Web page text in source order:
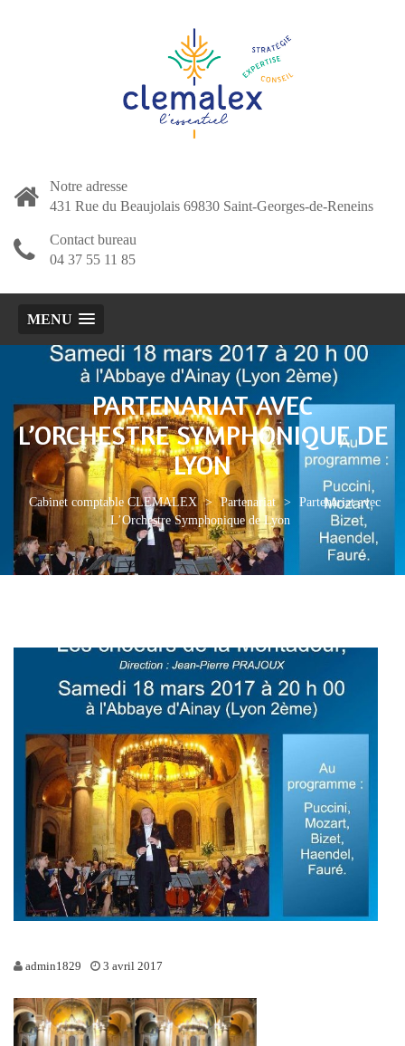
Notre adresse
431 Rue du Beaujolais 69830 Saint-Georges-de-Reneins
Contact bureau
04 37 55 11 85
MENU
PARTENARIAT AVEC
L’ORCHESTRE SYMPHONIQUE DE
LYON
Cabinet comptable CLEMALEX > Partenariat >
Partenariat avec
L’Orchestre Symphonique de Lyon
admin1829 3 avril 2017